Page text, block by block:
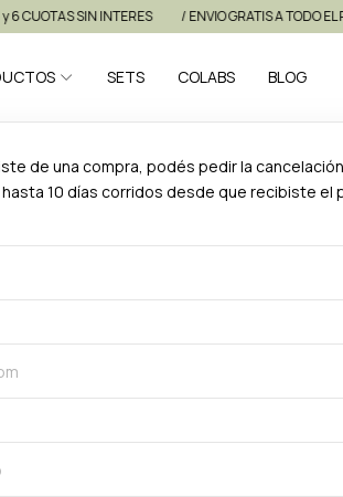
CUOTAS SIN INTERES / ENVIO GRATIS A TODO EL
SETS COLABS BLOG
de una compra, podés pedir la
10 días corridos desde que recibiste el